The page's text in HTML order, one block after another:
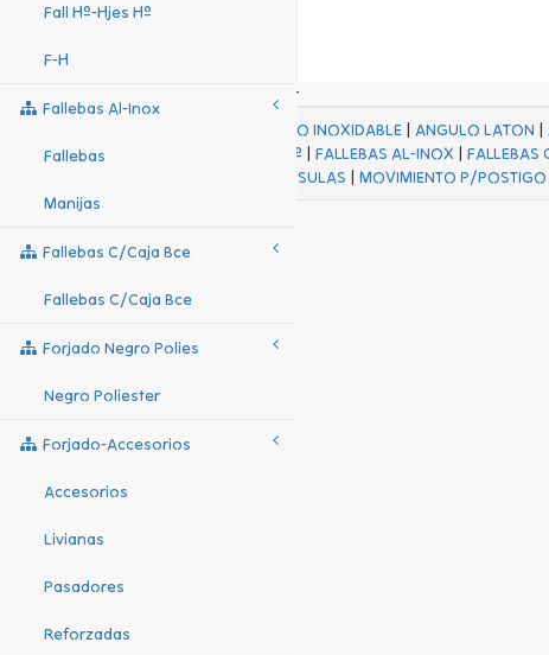
Fall Hº-Hjes Hº
F-H
Fallebas Al-Inox
Fallebas
Manijas
Fallebas C/caja Bce
Fallebas C/caja Bce
Forjado Negro Polies
Negro Poliester
Forjado-Accesorios
Accesorios
Livianas
Pasadores
Reforzadas
ACERO INOXIDABLE| ANGULO LATON |
FALL Hº-HJES Hº |FALLEBAS AL-INOX |FALLEBAS
MENSULAS | MOVIMIENTO P/POSTIGO